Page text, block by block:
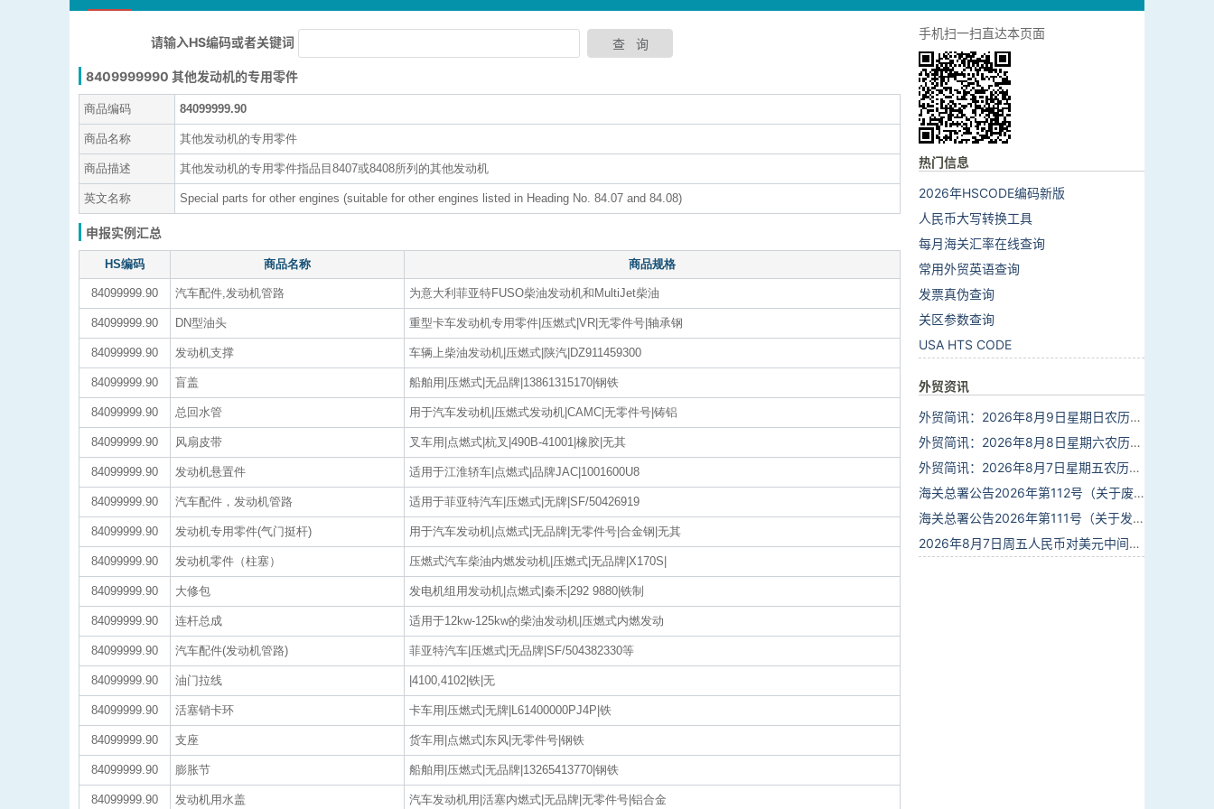
请输入HS编码或者关键词
8409999990 其他发动机的专用零件
商品编码 84099999.90
商品名称 其他发动机的专用零件
商品描述 其他发动机的专用零件指品目8407或8408所列的其他发动机
英文名称 Special parts for other engines (suitable for other engines listed in Heading No. 84.07 and 84.08)
申报实例汇总
HS编码 商品名称 商品规格
84099999.90 汽车配件,发动机管路 为意大利菲亚特FUSO柴油发动机和MultiJet柴油
84099999.90 DN型油头 重型卡车发动机专用零件|压燃式|VR|无零件号|轴承钢
84099999.90 发动机支撑 车辆上柴油发动机|压燃式|陕汽|DZ911459300
84099999.90 盲盖 船舶用|压燃式|无品牌|13861315170|钢铁
84099999.90 总回水管 用于汽车发动机|压燃式发动机|CAMC|无零件号|铸铝
84099999.90 风扇皮带 叉车用|点燃式|杭叉|490B-41001|橡胶|无其
84099999.90 发动机悬置件 适用于江淮轿车|点燃式|品牌JAC|1001600U8
84099999.90 汽车配件，发动机管路 适用于菲亚特汽车|压燃式|无牌|SF/50426919
84099999.90 发动机专用零件(气门挺杆) 用于汽车发动机|点燃式|无品牌|无零件号|合金钢|无其
84099999.90 发动机零件（柱塞） 压燃式汽车柴油内燃发动机|压燃式|无品牌|X170S|
84099999.90 大修包 发电机组用发动机|点燃式|秦禾|292 9880|铁制
84099999.90 连杆总成 适用于12kw-125kw的柴油发动机|压燃式内燃发动
84099999.90 汽车配件(发动机管路) 菲亚特汽车|压燃式|无品牌|SF/504382330等
84099999.90 油门拉线 |4100,4102|铁|无
84099999.90 活塞销卡环 卡车用|压燃式|无牌|L61400000PJ4P|铁
84099999.90 支座 货车用|点燃式|东风|无零件号|钢铁
84099999.90 膨胀节 船舶用|压燃式|无品牌|13265413770|钢铁
84099999.90 发动机用水盖 汽车发动机用|活塞内燃式|无品牌|无零件号|铝合金
手机扫一扫直达本页面
热门信息
2026年HSCODE编码新版
人民币大写转换工具
每月海关汇率在线查询
常用外贸英语查询
发票真伪查询
关区参数查询
USA HTS CODE
外贸资讯
外贸简讯：2026年8月9日星期日农历六月廿七
外贸简讯：2026年8月8日星期六农历六月廿六
外贸简讯：2026年8月7日星期五农历六月廿五
海关总署公告2026年第112号（关于废止部分卫生检疫类规范性文件的公告）
海关总署公告2026年第111号（关于发布《进出境动植物检疫处理监督管理工作规定》《进出境卫生处理监督管理工作规定》的公告）
2026年8月7日周五人民币对美元中间价报6.7904调贬9个基点